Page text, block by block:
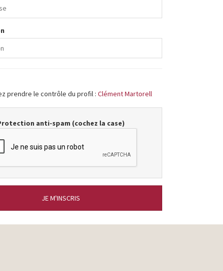
prendre le contrôle du profil : Clément Martorell
anti-spam (cochez la case)
JE M'INSCRIS